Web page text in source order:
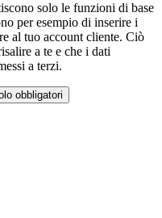
solo le funzioni di base
per esempio di inserire i
al tuo account cliente. Ciò
a te e che i dati
a terzi.
obbligatori